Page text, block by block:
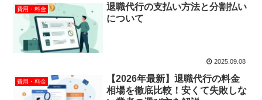
費用・料金
退職代行の支払い方法と分割払い
について
2025.09.08
費用・料金
【2026年最新】退職代行の料金
相場を徹底比較！安くて失敗しな